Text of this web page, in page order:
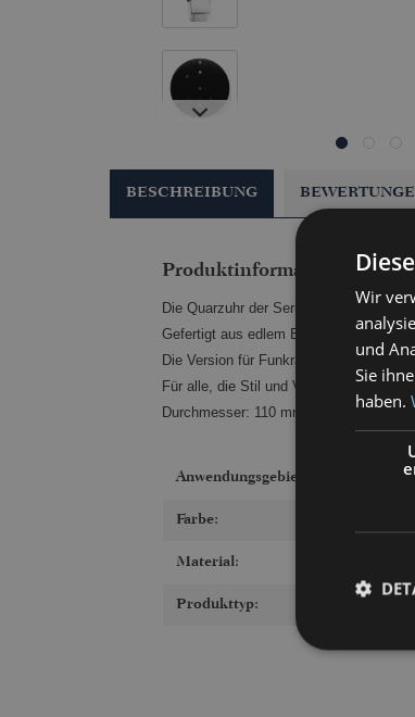
BESCHREIBUNG
Produktinformationen
Die Quarzuhr der Serie Tempo ist
Gefertigt aus edlem Edelstahl, vereint
Die Version für Funkräume zeigt die
Für alle, die Stil und Verlässlichkeit
Durchmesser: 110 mm
Anwendungsgebiet:
Farbe:
Material:
Produkttyp:
Wir
und
Sie
haben.